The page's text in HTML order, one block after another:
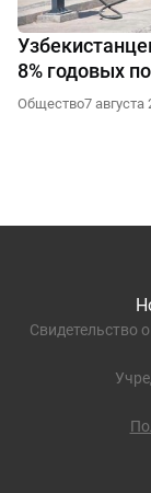
8% годовых
Общество7 августа
Свидетельство